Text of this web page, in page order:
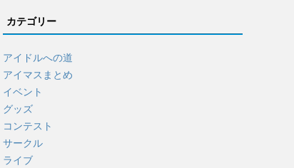
カテゴリー
アイドルへの道
アイマスまとめ
イベント
グッズ
コンテスト
サークル
ライブ